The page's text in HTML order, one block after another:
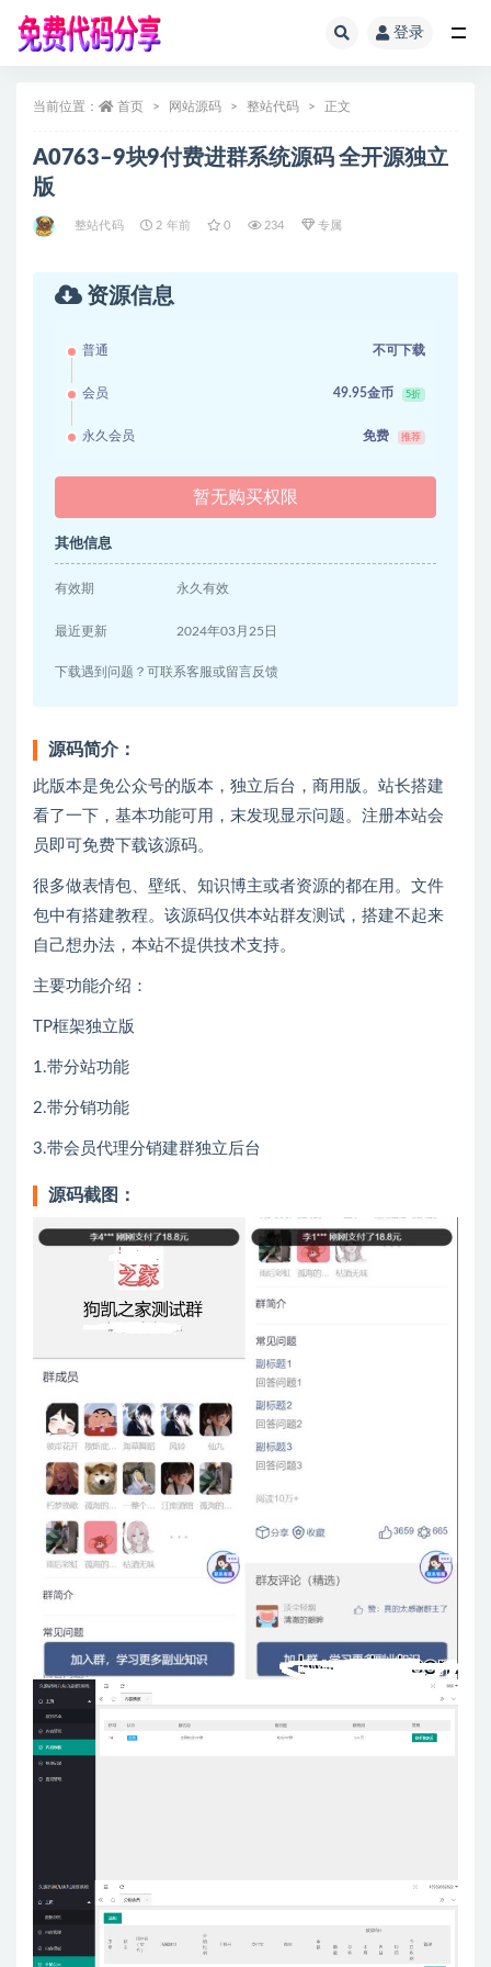
登录
当前位置： 首页 网站源码 整站代码 正文
A0763–9块9付费进群系统源码 全开源独立
版
整站代码 2 年前 0 234 专属
资源信息
普通 不可下载
会员 49.95金币 5折
永久会员 免费 推荐
暂无购买权限
其他信息
有效期 永久有效
最近更新 2024年03月25日
下载遇到问题？可联系客服或留言反馈
源码简介：
此版本是免公众号的版本，独立后台，商用版。站长搭建
看了一下，基本功能可用，末发现显示问题。注册本站会
员即可免费下载该源码。
很多做表情包、壁纸、知识博主或者资源的都在用。文件
包中有搭建教程。该源码仅供本站群友测试，搭建不起来
自己想办法，本站不提供技术支持。
主要功能介绍：
TP框架独立版
1.带分站功能
2.带分销功能
3.带会员代理分销建群独立后台
源码截图：